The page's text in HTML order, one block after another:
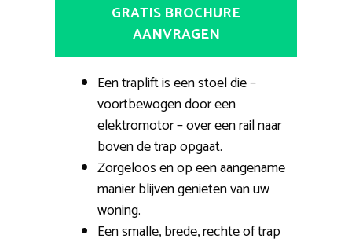
GRATIS BROCHURE
AANVRAGEN
Een traplift is een stoel die –
voortbewogen door een
elektromotor – over een rail naar
boven de trap opgaat.
Zorgeloos en op een aangename
manier blijven genieten van uw
woning.
Een smalle, brede, rechte of trap